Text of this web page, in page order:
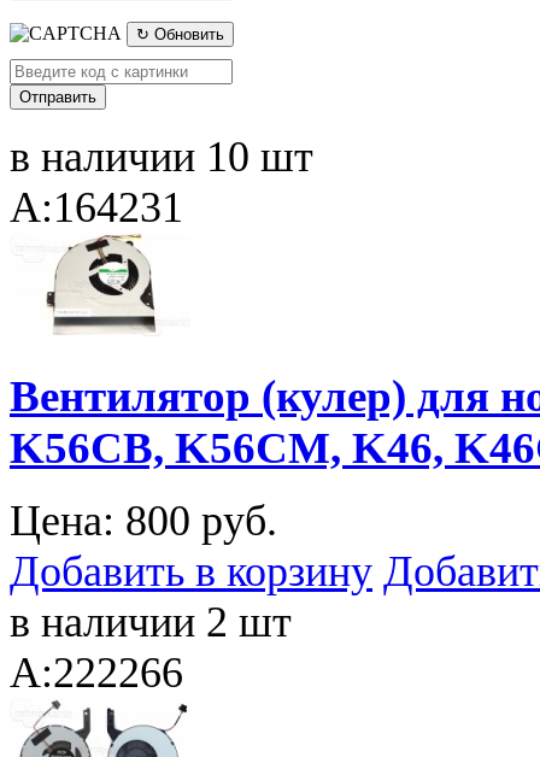
↻ Обновить
в наличии 10 шт
A:164231
Вентилятор (кулер) для
K56CB, K56CM, K46,
Цена: 800 руб.
Добавить в корзину
в наличии 2 шт
A:222266